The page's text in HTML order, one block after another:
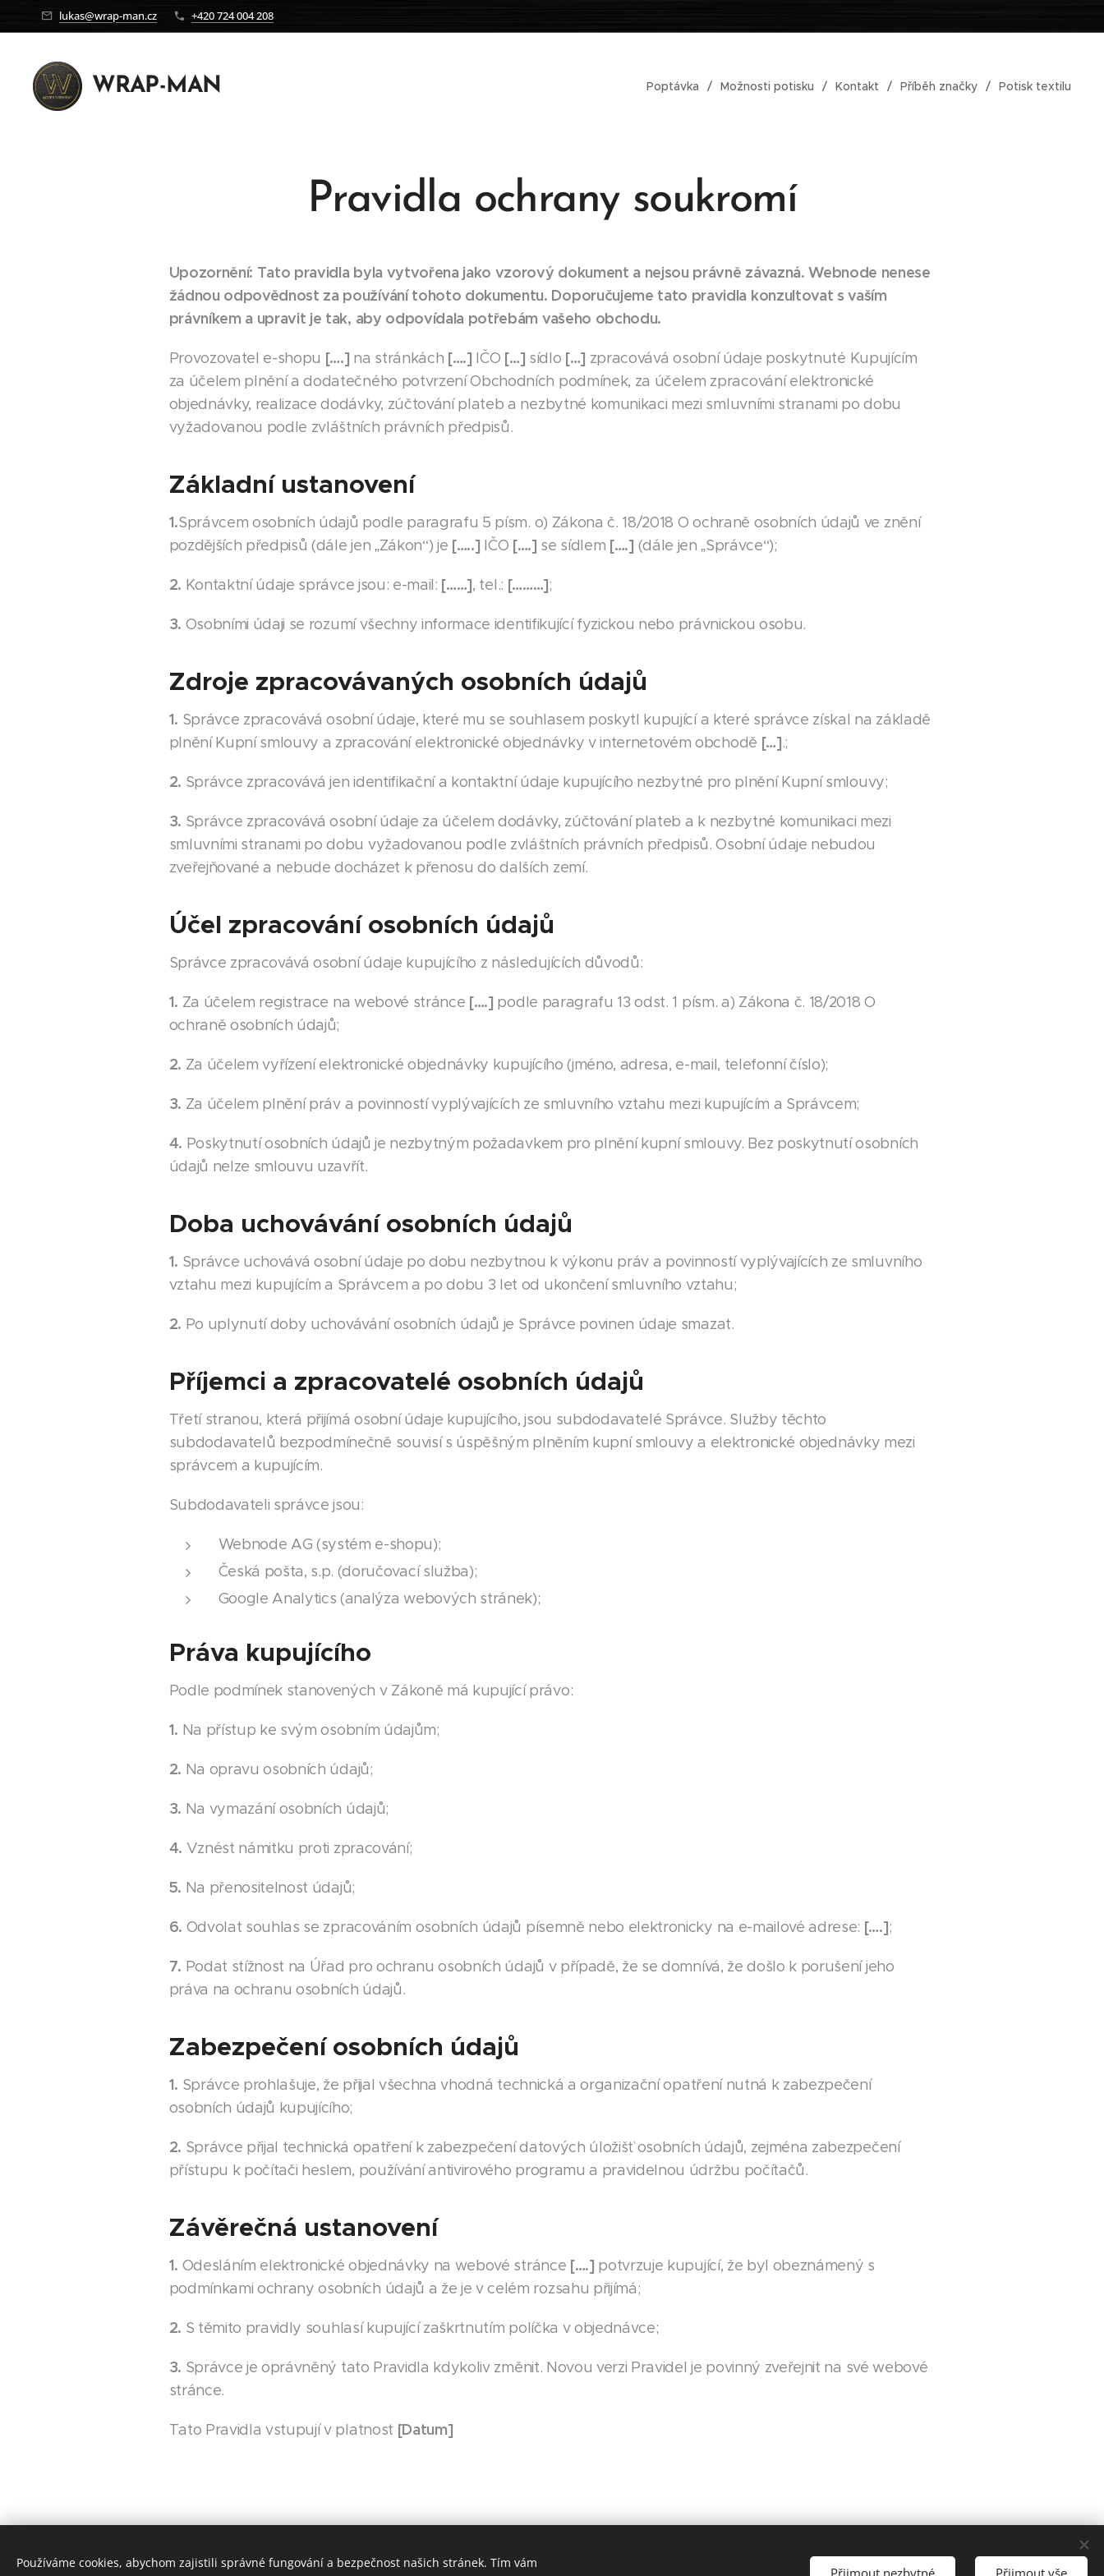
lukas@wrap-man.cz +420 724 004 208
WRAP-MAN Poptávka Možnosti potisku Kontakt Příběh značky Potisk textilu
Pravidla ochrany soukromí
Upozornění: Tato pravidla byla vytvořena jako vzorový dokument a nejsou právně závazná. Webnode nenese
žádnou odpovědnost za používání tohoto dokumentu. Doporučujeme tato pravidla konzultovat s vaším
právníkem a upravit je tak, aby odpovídala potřebám vašeho obchodu.
Provozovatel e-shopu [….] na stránkách [….] IČO […] sídlo […] zpracovává osobní údaje poskytnuté Kupujícím
za účelem plnění a dodatečného potvrzení Obchodních podmínek, za účelem zpracování elektronické
objednávky, realizace dodávky, zúčtování plateb a nezbytné komunikaci mezi smluvními stranami po dobu
vyžadovanou podle zvláštních právních předpisů.
Základní ustanovení
1.Správcem osobních údajů podle paragrafu 5 písm. o) Zákona č. 18/2018 O ochraně osobních údajů ve znění
pozdějších předpisů (dále jen „Zákon“) je […..] IČO [….] se sídlem [….] (dále jen „Správce“);
2. Kontaktní údaje správce jsou: e-mail: [……], tel.: [………];
3. Osobními údaji se rozumí všechny informace identifikující fyzickou nebo právnickou osobu.
Zdroje zpracovávaných osobních údajů
1. Správce zpracovává osobní údaje, které mu se souhlasem poskytl kupující a které správce získal na základě
plnění Kupní smlouvy a zpracování elektronické objednávky v internetovém obchodě […].;
2. Správce zpracovává jen identifikační a kontaktní údaje kupujícího nezbytné pro plnění Kupní smlouvy;
3. Správce zpracovává osobní údaje za účelem dodávky, zúčtování plateb a k nezbytné komunikaci mezi
smluvními stranami po dobu vyžadovanou podle zvláštních právních předpisů. Osobní údaje nebudou
zveřejňované a nebude docházet k přenosu do dalších zemí.
Účel zpracování osobních údajů
Správce zpracovává osobní údaje kupujícího z následujících důvodů:
1. Za účelem registrace na webové stránce [….] podle paragrafu 13 odst. 1 písm. a) Zákona č. 18/2018 O
ochraně osobních údajů;
2. Za účelem vyřízení elektronické objednávky kupujícího (jméno, adresa, e-mail, telefonní číslo);
3. Za účelem plnění práv a povinností vyplývajících ze smluvního vztahu mezi kupujícím a Správcem;
4. Poskytnutí osobních údajů je nezbytným požadavkem pro plnění kupní smlouvy. Bez poskytnutí osobních
údajů nelze smlouvu uzavřít.
Doba uchovávání osobních údajů
1. Správce uchovává osobní údaje po dobu nezbytnou k výkonu práv a povinností vyplývajících ze smluvního
vztahu mezi kupujícím a Správcem a po dobu 3 let od ukončení smluvního vztahu;
2. Po uplynutí doby uchovávání osobních údajů je Správce povinen údaje smazat.
Příjemci a zpracovatelé osobních údajů
Třetí stranou, která přijímá osobní údaje kupujícího, jsou subdodavatelé Správce. Služby těchto
subdodavatelů bezpodmínečně souvisí s úspěšným plněním kupní smlouvy a elektronické objednávky mezi
správcem a kupujícím.
Subdodavateli správce jsou:
Webnode AG (systém e-shopu);
Česká pošta, s.p. (doručovací služba);
Google Analytics (analýza webových stránek);
Práva kupujícího
Podle podmínek stanovených v Zákoně má kupující právo:
1. Na přístup ke svým osobním údajům;
2. Na opravu osobních údajů;
3. Na vymazání osobních údajů;
4. Vznést námitku proti zpracování;
5. Na přenositelnost údajů;
6. Odvolat souhlas se zpracováním osobních údajů písemně nebo elektronicky na e-mailové adrese: [….];
7. Podat stížnost na Úřad pro ochranu osobních údajů v případě, že se domnívá, že došlo k porušení jeho
práva na ochranu osobních údajů.
Zabezpečení osobních údajů
1. Správce prohlašuje, že přijal všechna vhodná technická a organizační opatření nutná k zabezpečení
osobních údajů kupujícího;
2. Správce přijal technická opatření k zabezpečení datových úložišť osobních údajů, zejména zabezpečení
přístupu k počítači heslem, používání antivirového programu a pravidelnou údržbu počítačů.
Závěrečná ustanovení
1. Odesláním elektronické objednávky na webové stránce [….] potvrzuje kupující, že byl obeznámený s
podmínkami ochrany osobních údajů a že je v celém rozsahu přijímá;
2. S těmito pravidly souhlasí kupující zaškrtnutím políčka v objednávce;
3. Správce je oprávněný tato Pravidla kdykoliv změnit. Novou verzi Pravidel je povinný zveřejnit na své webové
stránce.
Tato Pravidla vstupují v platnost [Datum]
lukas@wrap-man.cz, +420 724 004 208
Používáme cookies, abychom zajistili správné fungování a bezpečnost našich stránek. Tím vám
Přijmout nezbytné Přijmout vše